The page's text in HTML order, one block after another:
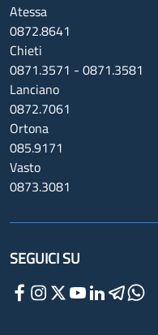
Atessa
0872.8641
Chieti
0871.3571 - 0871.3581
Lanciano
0872.7061
Ortona
085.9171
Vasto
0873.3081
SEGUICI SU